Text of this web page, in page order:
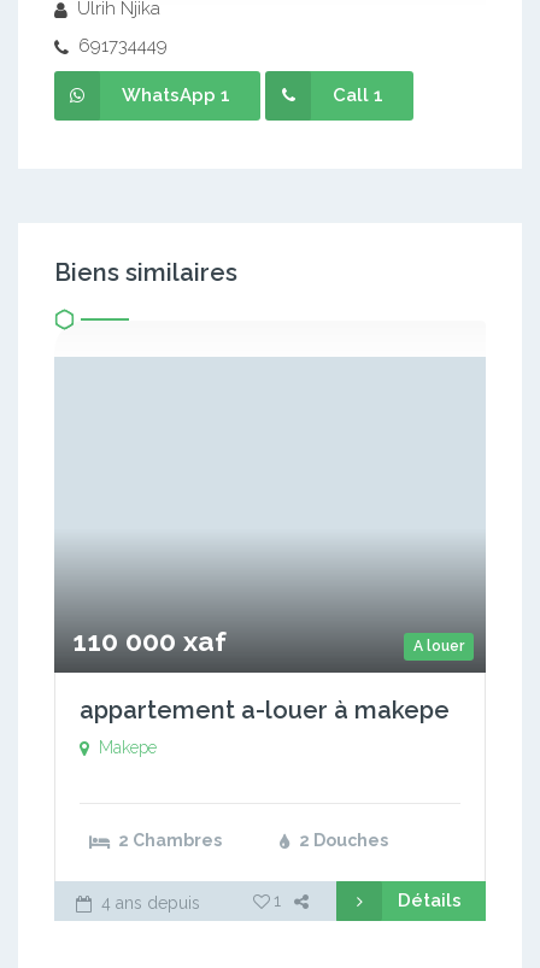
Ulrih Njika
691734449
WhatsApp 1 Call 1
Biens similaires
A louer
110 000 xaf
appartement a-louer à makepe
Makepe
2 Chambres 2 Douches
4 ans depuis 1 Détails